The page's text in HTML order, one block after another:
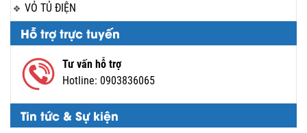
VỎ TỦ ĐIỆN
Hỗ trợ trực tuyến
Tư vấn hỗ trợ
Hotline: 0903836065
Tin tức & Sự kiện